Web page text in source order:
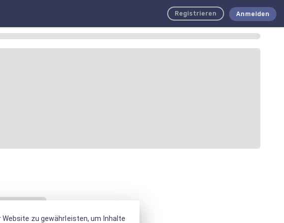
Registrieren Anmelden
zu gewährleisten, um Inhalte